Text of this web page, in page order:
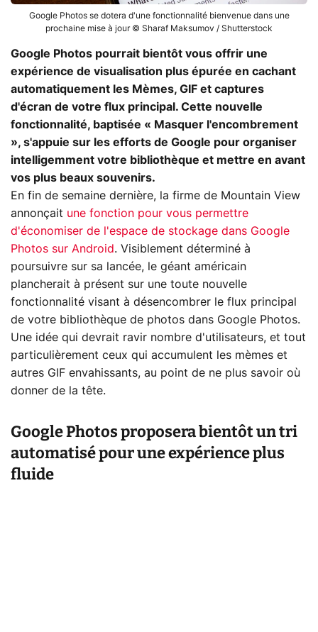
Google Photos se dotera d'une fonctionnalité bienvenue dans une
prochaine mise à jour © Sharaf Maksumov / Shutterstock
Google Photos pourrait bientôt vous offrir une
expérience de visualisation plus épurée en cachant
automatiquement les Mèmes, GIF et captures
d'écran de votre flux principal. Cette nouvelle
fonctionnalité, baptisée « Masquer l'encombrement
», s'appuie sur les efforts de Google pour organiser
intelligemment votre bibliothèque et mettre en avant
vos plus beaux souvenirs.
En fin de semaine dernière, la firme de Mountain View
annonçait une fonction pour vous permettre
d'économiser de l'espace de stockage dans Google
Photos sur Android. Visiblement déterminé à
poursuivre sur sa lancée, le géant américain
plancherait à présent sur une toute nouvelle
fonctionnalité visant à désencombrer le flux principal
de votre bibliothèque de photos dans Google Photos.
Une idée qui devrait ravir nombre d'utilisateurs, et tout
particulièrement ceux qui accumulent les mèmes et
autres GIF envahissants, au point de ne plus savoir où
donner de la tête.
Google Photos proposera bientôt un tri
automatisé pour une expérience plus
fluide